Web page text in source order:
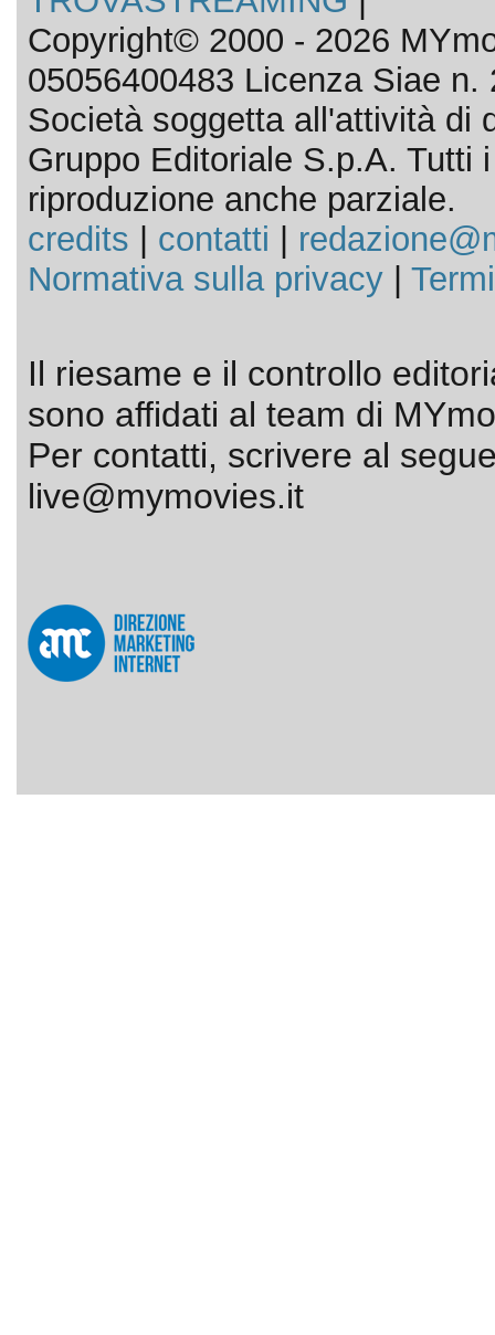
Copyright© 2000 - 2026
05056400483 Licenza Siae n.
Società soggetta all'attività di
Gruppo Editoriale S.p.A. Tutti
riproduzione anche parziale.
credits
contatti
Normativa sulla privacy|
Il riesame e il controllo
sono affidati al team di
Per contatti, scrivere al
live@mymovies.it